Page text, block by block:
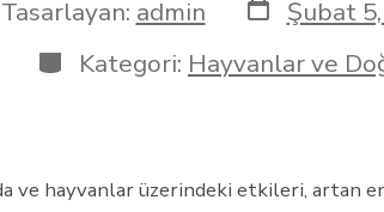
Tasarlayan: admin
tarihi
Şubat
Kategoriler
Kategori: Hayvanlar ve
ve hayvanlar üzerindeki etkileri, artan